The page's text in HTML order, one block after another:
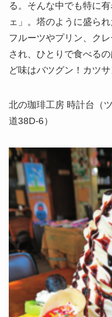
る。そんな中でも特に
ェ」。塔のように盛ら
フルーツやプリン、ク
され、ひとりで食べる
ど味はバツグン！カツサ
北の珈琲工房 時計台（
道38D-6）